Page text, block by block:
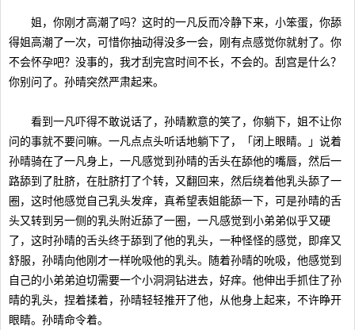
姐，你刚才高潮了吗？这时的一凡反而冷静下来，小笨蛋，你舔
得姐高潮了一次，可惜你抽动得没多一会，刚有点感觉你就射了。你
不会怀孕吧？没事的，我才刮完宫时间不长，不会的。刮宫是什么？
你别问了。孙晴突然严肃起来。
看到一凡吓得不敢说话了，孙晴歉意的笑了，你躺下，姐不让你
问的事就不要问嘛。一凡点点头听话地躺下了，「闭上眼睛。」说着
孙晴骑在了一凡身上，一凡感觉到孙晴的舌头在舔他的嘴唇，然后一
路舔到了肚脐，在肚脐打了个转，又翻回来，然后绕着他乳头舔了一
圈，这时他感觉自己乳头发痒，真希望表姐能舔一下，可是孙晴的舌
头又转到另一侧的乳头附近舔了一圈，一凡感觉到小弟弟似乎又硬
了，这时孙晴的舌头终于舔到了他的乳头，一种怪怪的感觉，即痒又
舒服，孙晴向他刚才一样吮吸他的乳头。随着孙晴的吮吸，他感觉到
自己的小弟弟迫切需要一个小洞洞钻进去，好痒。他伸出手抓住了孙
晴的乳头，捏着揉着，孙晴轻轻推开了他，从他身上起来，不许睁开
眼睛。孙晴命令着。